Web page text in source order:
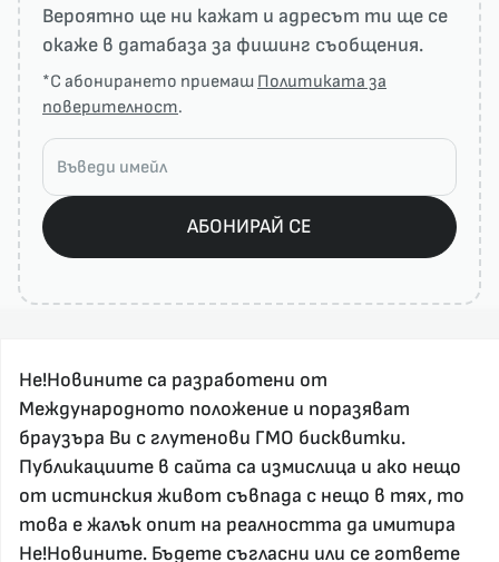
Вероятно ще ни кажат и адресът ти ще се
окаже в датабаза за фишинг съобщения.
*С абонирането приемаш Политиката за
поверителност.
АБОНИРАЙ СЕ
За реклама и връзка с нас, пишете на
nenovinite@gmail.com
Контакт
Не!Новините са разработени от
Международното положение и поразяват
браузъра Ви с глутенови ГМО бисквитки.
Публикациите в сайта са измислица и ако нещо
от истинския живот съвпада с нещо в тях, то
това е жалък опит на реалността да имитира
Не!Новините. Бъдете съгласни или се гответе